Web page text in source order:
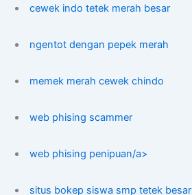
cewek indo tetek merah besar
ngentot dengan pepek merah
memek merah cewek chindo
web phising scammer
web phising penipuan/a>
situs bokep siswa smp tetek besar